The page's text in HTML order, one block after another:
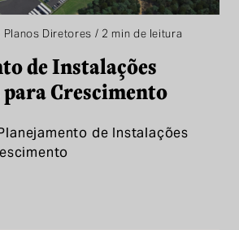
Diretores / 2 min de leitura
de Instalações
Crescimento
de Instalações